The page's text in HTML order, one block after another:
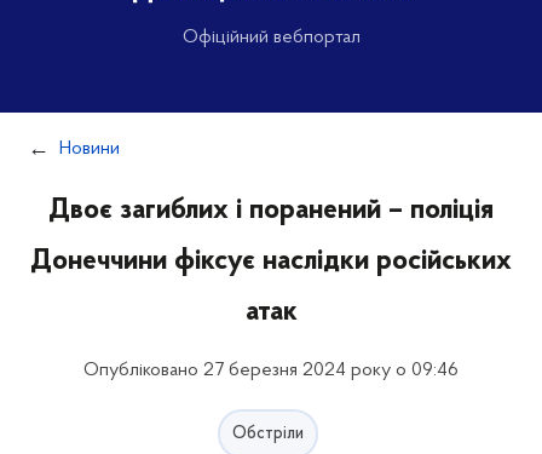
Офіційний вебпортал
Новини
Двоє загиблих і поранений – поліція
Донеччини фіксує наслідки російських
атак
Опубліковано 27 березня 2024 року о 09:46
Обстріли